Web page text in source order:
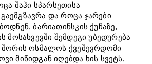
შაჰი სპარსეთისა
და როცა ჯარები
ბარიათინსკის ქუჩაზე,
მოსახვევში შემდეგი უბედურება
შორის ოსმალოს ქვეშევრდომი
მიწიდგან იღებდა ხის სვეტს,